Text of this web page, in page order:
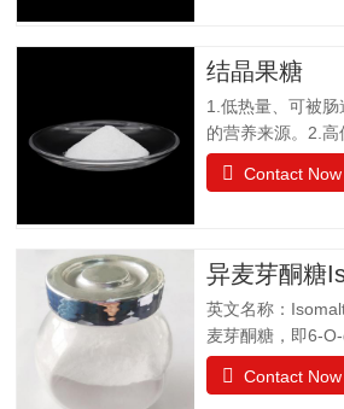
口感清爽，无异味
营。物理特性：
水，溶解度为
醚、乙醇等有机
于蔗糖，但高于
差不大水苏糖没有
小，效果显著，
味。添加在焙烤
结晶果糖
1.低热量、可被
的营养来源。2.
醛基，可发生美拉
色。 4.冰点降低
用于功能食品、
以及低热值食品和
晶果糖质量标准
白色晶体或结晶性
的气味果糖（占
重/%≤0.5pH值
Contact Now
英文名称：
麦芽酮糖，即6-
糖，是一种结晶状
糖与果糖以α-1,6
Contact Now